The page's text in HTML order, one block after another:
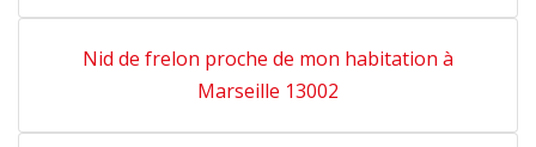
Nid de frelon proche de mon habitation à
Marseille 13002